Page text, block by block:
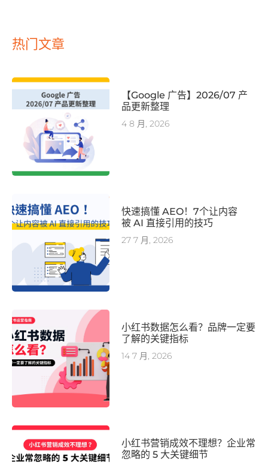
热门文章
【Google 广告】2026/07 产
品更新整理
4 8 月, 2026
快速搞懂 AEO！7个让内容
被 AI 直接引用的技巧
27 7 月, 2026
小红书数据怎么看？品牌一定要
了解的关键指标
14 7 月, 2026
小红书营销成效不理想？企业常
忽略的 5 大关键细节